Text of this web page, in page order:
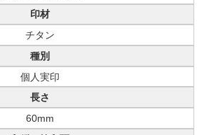
印材
チタン
種別
個人実印
長さ
60mm